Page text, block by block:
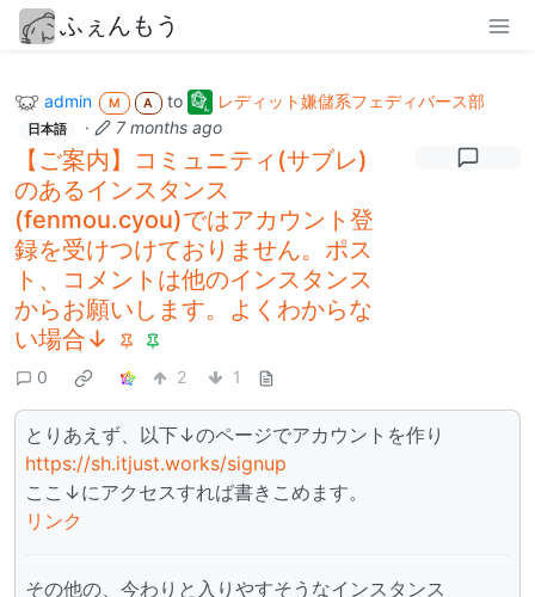
ふぇんもう
admin M A to レディット嫌儲系フェディバース部
日本語 · 7 months ago
【ご案内】コミュニティ(サブレ)
のあるインスタンス
(fenmou.cyou)ではアカウント登
録を受けつけておりません。ポス
ト、コメントは他のインスタンス
からお願いします。よくわからな
い場合↓
0 2 1
とりあえず、以下↓のページでアカウントを作り
https://sh.itjust.works/signup
ここ↓にアクセスすれば書きこめます。
リンク
その他の、今わりと入りやすそうなインスタンス